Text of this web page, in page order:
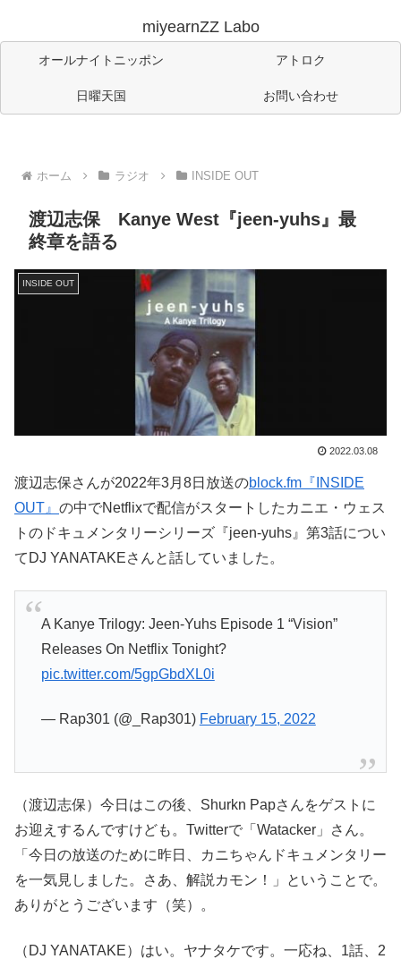
miyearnZZ Labo
オールナイトニッポン アトロク
日曜天国 お問い合わせ
ホーム ラジオ INSIDE OUT
渡辺志保 Kanye West『jeen-yuhs』最
終章を語る
INSIDE OUT
2022.03.08
渡辺志保さんが2022年3月8日放送のblock.fm『INSIDE
OUT』 の中でNetflixで配信がスタートしたカニエ・ウェス
トのドキュメンタリーシリーズ『jeen-yuhs』第3話につい
てDJ YANATAKEさんと話していました。
A Kanye Trilogy: Jeen-Yuhs Episode 1 “Vision”
Releases On Netflix Tonight?
pic.twitter.com/5gpGbdXL0i
— Rap301 (@_Rap301) February 15, 2022
（渡辺志保）今日はこの後、Shurkn Papさんをゲストに
お迎えするんですけども。Twitterで「Watacker」さん。
「今日の放送のために昨日、カニちゃんドキュメンタリー
を一気見しました。さあ、解説カモン！」ということで。
ありがとうございます（笑）。
（DJ YANATAKE）はい。ヤナタケです。一応ね、1話、2